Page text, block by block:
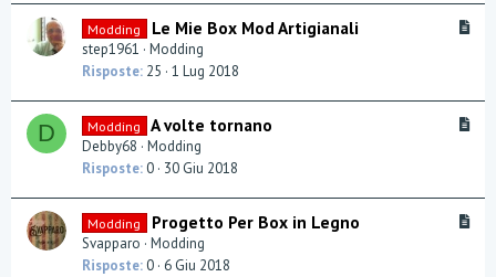
l
eA
l
Modding Le Mie Box Mod Artigianali
step1961 Modding
Risposte 25 1 Lug 2018
D
A
l
Modding A volte tornano
Debby68 Modding
Risposte 0 30 Giu 2018
A
Modding Progetto Per Box in Legno
Svapparo Modding
Risposte 0 6 Giu 2018